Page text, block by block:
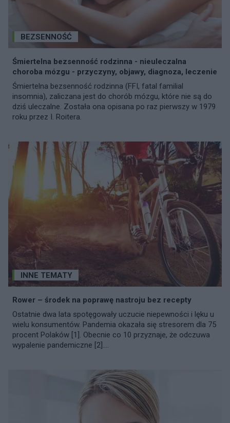
BEZSENNOŚĆ
Śmiertelna bezsenność rodzinna - nieuleczalna
choroba mózgu - przyczyny, objawy, diagnoza, leczenie
Śmiertelna bezsenność rodzinna (FFI, fatal familial
insomnia), zaliczana jest do chorób mózgu, które nie są do
dziś uleczalne. Została ona opisana po raz pierwszy w 1979
roku przez I. Roitera.
INNE TEMATY
Rower – środek na poprawę nastroju bez recepty
Ostatnie dwa lata spotęgowały uczucie niepewności i lęku u
wielu konsumentów. Pandemia okazała się stresorem dla 75
procent Polaków [1]. Obecnie co 10 przyznaje, że odczuwa
wypalenie pandemiczne [2]....